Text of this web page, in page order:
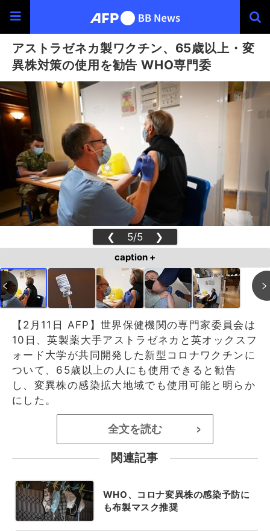
アストラゼネカ製ワクチン、65歳以上・変
異株対策の使用を勧告 WHO専門委
❮ 5/5 ❯
caption +
【2月11日 AFP】世界保健機関の専門家委員会は
10日、英製薬大手アストラゼネカと英オックスフ
ォード大学が共同開発した新型コロナワクチンに
ついて、65歳以上の人にも使用できると勧告
し、変異株の感染拡大地域でも使用可能と明らか
にした。
全文を読む >
関連記事
WHO、コロナ変異株の感染予防に
も布製マスク推奨